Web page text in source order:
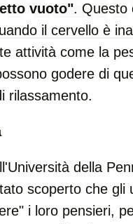
vuoto". Questo
il cervello è
attività come la
godere di
rilassamento.
della
scoperto che gli
i loro pensieri,